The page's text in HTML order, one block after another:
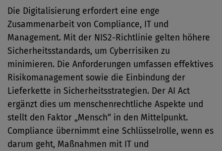
Die Digitalisierung erfordert eine enge
Zusammenarbeit von Compliance, IT und
Management. Mit der NIS2-Richtlinie gelten höhere
Sicherheitsstandards, um Cyberrisiken zu
minimieren. Die Anforderungen umfassen effektives
Risikomanagement sowie die Einbindung der
Lieferkette in Sicherheitsstrategien. Der AI Act
ergänzt dies um menschenrechtliche Aspekte und
stellt den Faktor „Mensch“ in den Mittelpunkt.
Compliance übernimmt eine Schlüsselrolle, wenn es
darum geht, Maßnahmen mit IT und